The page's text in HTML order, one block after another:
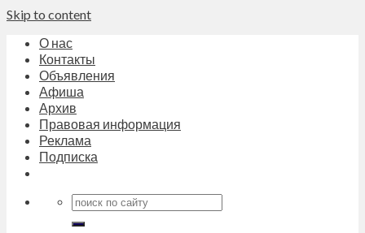
Skip to content
О нас
Контакты
Объявления
Афиша
Архив
Правовая информация
Реклама
Подписка